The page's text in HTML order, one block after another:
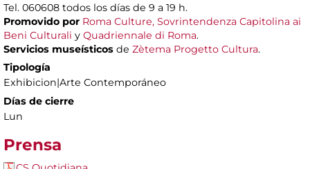
Tel. 060608 todos los días de 9 a 19 h.
Promovido por Roma Culture, Sovrintendenza Capitolina ai
Beni Culturali y Quadriennale di Roma.
Servicios museísticos de Zètema Progetto Cultura.
Tipología
Exhibicion|Arte Contemporáneo
Días de cierre
Lun
Prensa